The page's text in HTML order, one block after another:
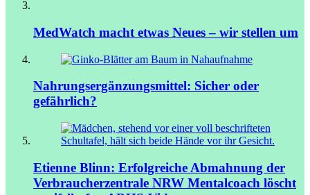
MedWatch macht etwas Neues – wir stellen um
Nahrungsergänzungsmittel: Sicher oder
gefährlich?
Etienne Blinn: Erfolgreiche Abmahnung der
Verbraucherzentrale NRW Mentalcoach löscht